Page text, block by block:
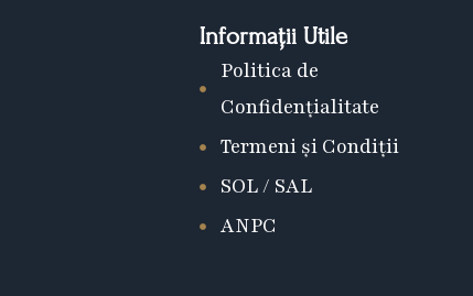
Informații Utile
Politica de
Confidențialitate
Termeni și Condiții
SOL / SAL
ANPC